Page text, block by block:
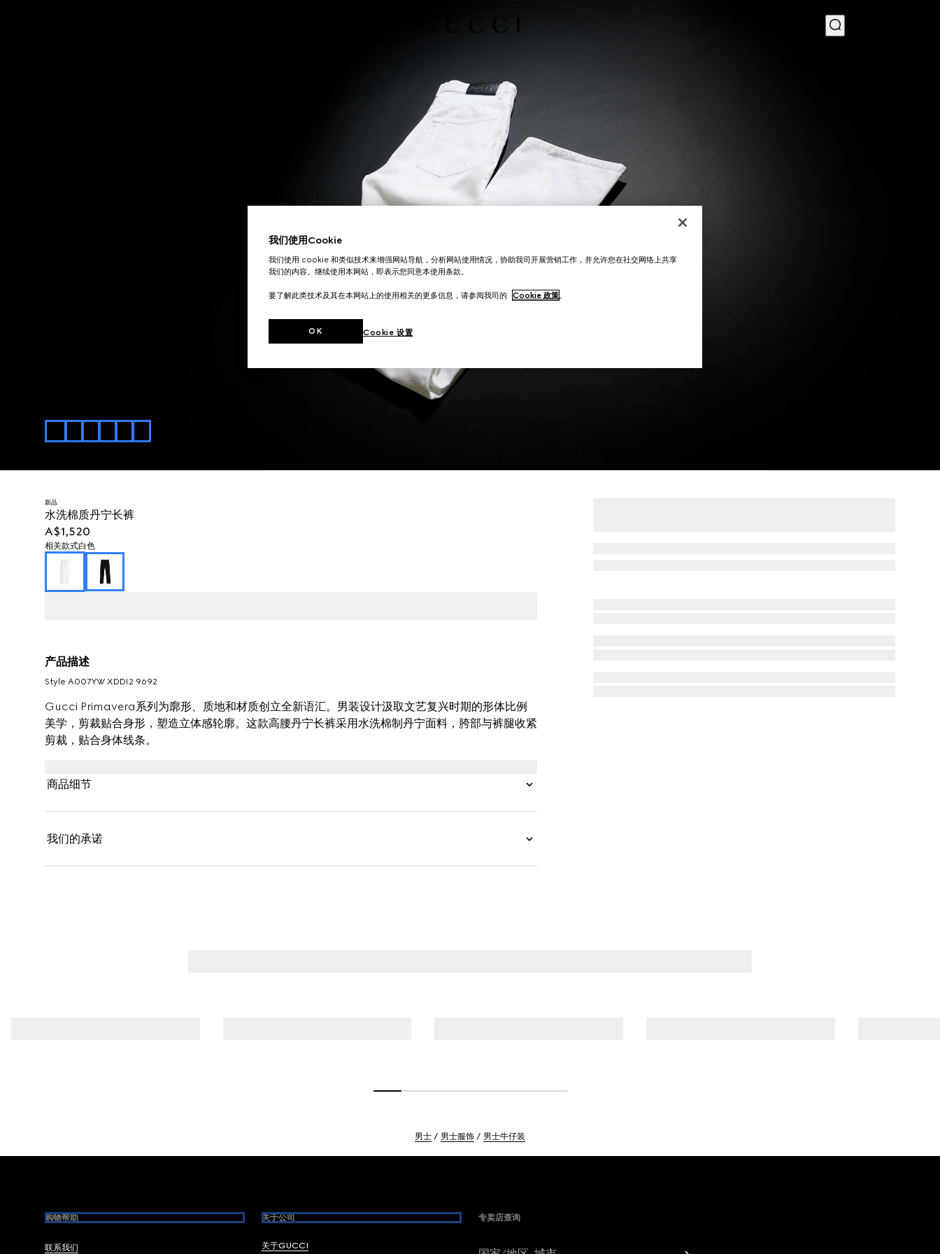
新品
水洗棉质丹宁长裤
A$1,520
相关款式白色
产品描述
Style ‎A007YW XDDI2 9692
Gucci Primavera系列为廓形、质地和材质创立全新语汇。男装设计汲取文艺复兴时期的形体比例
美学，剪裁贴合身形，塑造立体感轮廓。这款高腰丹宁长裤采用水洗棉制丹宁面料，胯部与裤腿收紧
剪裁，贴合身体线条。
商品细节
我们的承诺
男士 男士服饰 男士牛仔装
购物帮助
联系我们
关于公司
关于GUCCI
专卖店查询
我们使用Cookie
我们使用 cookie 和类似技术来增强网站导航，分析网站使用情况，协助我司开展营销工作，并允许您在社交网络上共享
我们的内容。继续使用本网站，即表示您同意本使用条款。
要了解此类技术及其在本网站上的使用相关的更多信息，请参阅我司的 Cookie 政策。
Cookie 设置
OK